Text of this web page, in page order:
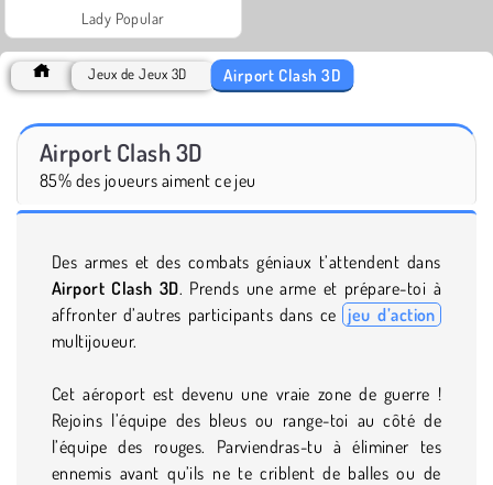
Lady Popular
Jeux de Jeux 3D Airport Clash 3D
Airport Clash 3D
85% des joueurs aiment ce jeu
Des armes et des combats géniaux t’attendent dans
Airport Clash 3D. Prends une arme et prépare-toi à
affronter d’autres participants dans ce jeu d’action
multijoueur.
Cet aéroport est devenu une vraie zone de guerre !
Rejoins l’équipe des bleus ou range-toi au côté de
l’équipe des rouges. Parviendras-tu à éliminer tes
ennemis avant qu’ils ne te criblent de balles ou de